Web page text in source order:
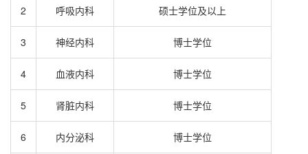
2 呼吸内科 硕士学位及以上
3 神经内科 博士学位
4 血液内科 博士学位
5 肾脏内科 博士学位
6 内分泌科 博士学位